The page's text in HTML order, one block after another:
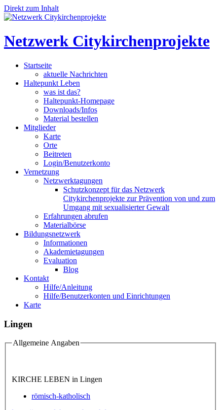
Direkt zum Inhalt
Netzwerk Citykirchenprojekte
Startseite
aktuelle Nachrichten
Haltepunkt Leben
was ist das?
Haltepunkt-Homepage
Downloads/Infos
Material bestellen
Mitglieder
Karte
Orte
Beitreten
Login/Benutzerkonto
Vernetzung
Netzwerktagungen
Schutzkonzept für das Netzwerk
Citykirchenprojekte zur Prävention von und zum
Umgang mit sexualisierter Gewalt
Erfahrungen abrufen
Materialbörse
Bildungsnetzwerk
Informationen
Akademietagungen
Evaluation
Blog
Kontakt
Hilfe/Anleitung
Hilfe/Benutzerkonten und Einrichtungen
Karte
Lingen
Allgemeine Angaben
KIRCHE LEBEN in Lingen
römisch-katholisch